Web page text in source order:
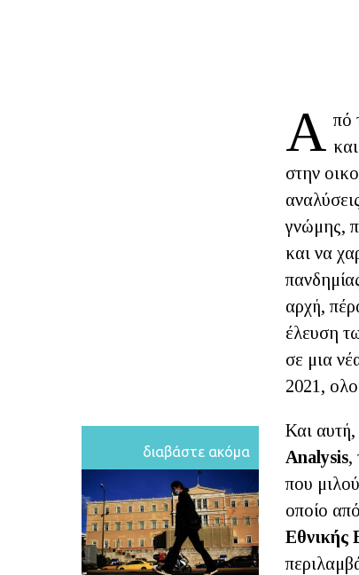
Α πό
στην
γνώμης,
και να
αρχή,
έλευση
σε μια
2021,
διαβάστε ακόμα
Και αυτή,
Analysis,
που
οποίο
Εθνικής